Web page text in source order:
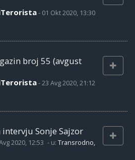
- 01 Okt 2020, 13:30
broj 55 (avgust
-23 Avg 2020, 21:12
Sonje Sajzor
2020, 12:53 - u: Transrodno,